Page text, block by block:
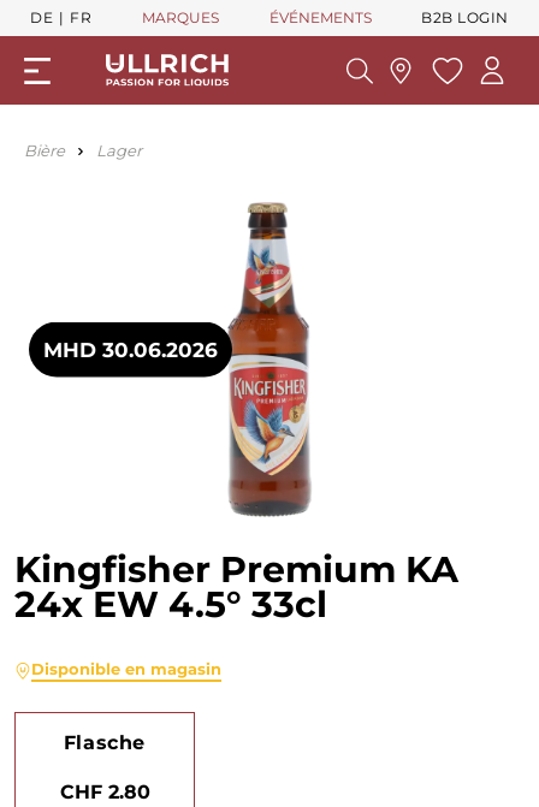
DE FR MARQUES ÉVÉNEMENTS B2B LOGIN
Bière Lager
MHD 30.06.2026
Kingfisher Premium KA
24x EW 4.5° 33cl
Disponible en magasin
Flasche
CHF 2.80